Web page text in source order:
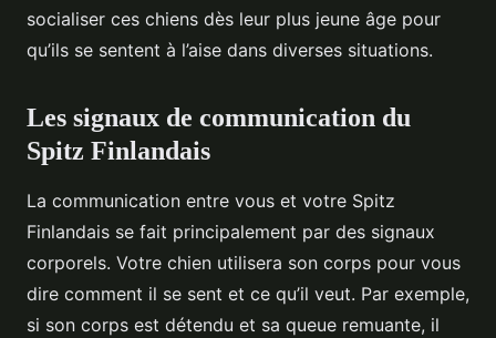
socialiser ces chiens dès leur plus jeune âge pour
qu’ils se sentent à l’aise dans diverses situations.
Les signaux de communication du
Spitz Finlandais
La communication entre vous et votre Spitz
Finlandais se fait principalement par des signaux
corporels. Votre chien utilisera son corps pour vous
dire comment il se sent et ce qu’il veut. Par exemple,
si son corps est détendu et sa queue remuante, il